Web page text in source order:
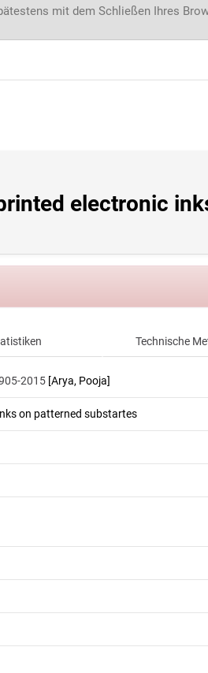
mit dem Schließen Ihres
electronic
Technische
2015 [Arya, Pooja]
on patterned substartes